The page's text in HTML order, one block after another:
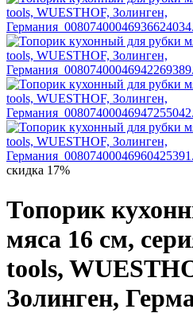
скидка 17%
Топорик
мяса 16 см,
tools,
Золинген,